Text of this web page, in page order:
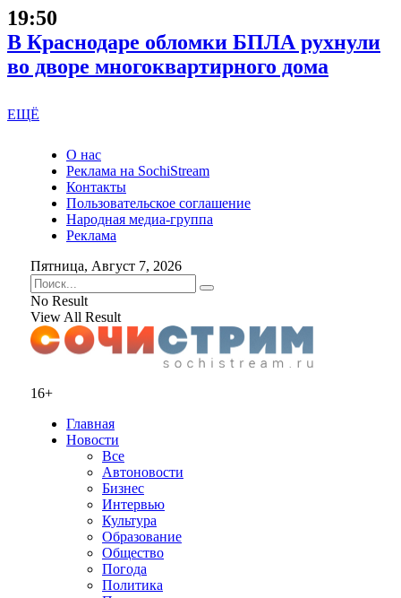
19:50
В Краснодаре обломки БПЛА рухнули
во дворе многоквартирного дома
ЕЩЁ
О нас
Реклама на SochiStream
Контакты
Пользовательское соглашение
Народная медиа-группа
Реклама
Пятница, Август 7, 2026
No Result
View All Result
16+
Главная
Новости
Все
Автоновости
Бизнес
Интервью
Культура
Образование
Общество
Погода
Политика